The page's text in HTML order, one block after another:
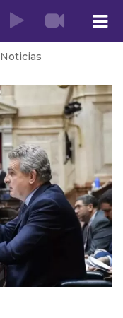
Noticias